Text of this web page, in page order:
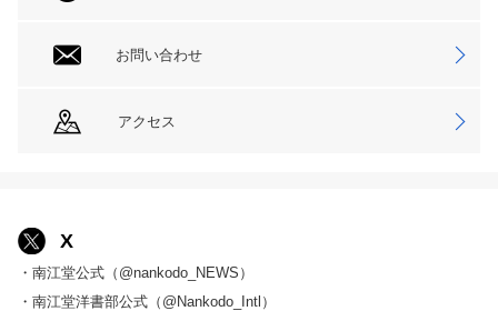
お問い合わせ
アクセス
X
・南江堂公式（@nankodo_NEWS）
・南江堂洋書部公式（@Nankodo_Intl）